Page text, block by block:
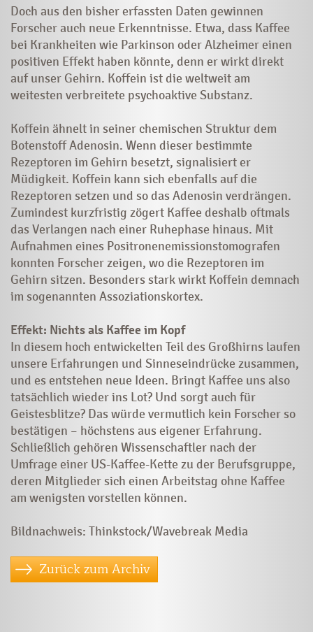
Doch aus den bisher erfassten Daten gewinnen
Forscher auch neue ­­Erkenntnisse. Etwa, dass Kaffee
bei Krankheiten wie Parkinson oder Alzheimer einen
positiven Effekt haben könnte, denn er wirkt direkt
auf unser Gehirn. Koffein ist die weltweit am
weitesten verbreitete psychoak­tive Substanz.
Koffein ähnelt in seiner chemischen Struktur dem
Botenstoff Adenosin. Wenn dieser bestimmte
Rezeptoren im Gehirn besetzt, signalisiert er
Müdigkeit. Koffein kann sich ebenfalls auf die
Rezeptoren setzen und so das Adenosin verdrängen.
Zumindest kurzfristig zögert Kaffee deshalb oftmals
das Verlangen nach einer ­Ruhephase hinaus. Mit
Aufnahmen eines Positronenemissions­tomo­­grafen
konnten Forscher zeigen, wo die Rezeptoren im
Gehirn sitzen. Besonders stark wirkt Koffein demnach
im sogenannten Assozia­tions­kortex.
Effekt: Nichts als Kaffee im Kopf
In diesem hoch entwickelten Teil des Großhirns laufen
unsere Erfahrungen und Sinneseindrücke zusammen,
und es entstehen neue Ideen. Bringt Kaffee uns also
tatsächlich wieder ins Lot? Und sorgt auch für
Geistesblitze? Das würde vermutlich kein Forscher so
bestätigen – höchstens aus eigener Erfahrung.
Schließlich gehören Wissenschaftler nach der
Umfrage einer US-Kaffee-Kette zu der Berufsgruppe,
deren Mitglieder sich einen Arbeitstag ohne Kaffee
am wenigsten vorstellen können.
Bildnachweis: Thinkstock/Wavebreak Media
Zurück zum Archiv